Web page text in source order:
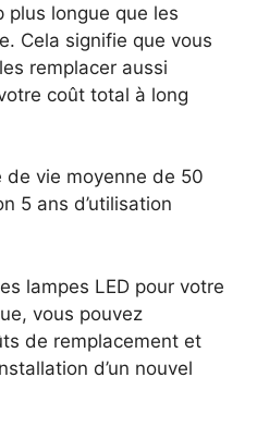
plus longue que les
Cela signifie que vous
remplacer aussi
coût total à long
de vie moyenne de 50
5 ans d’utilisation
lampes LED pour votre
vous pouvez
de remplacement et
d’un nouvel